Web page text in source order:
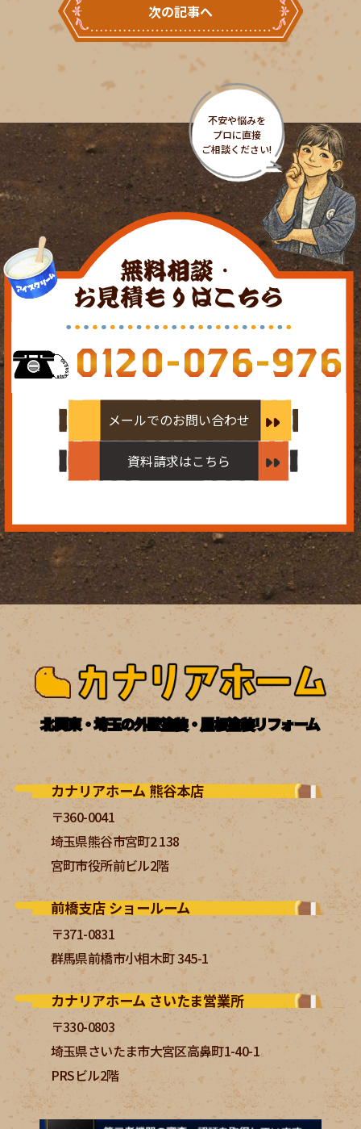
次の記事へ
無料相談・
お見積もりはこちら
0120-076-976
メールでのお問い合わせ
資料請求はこちら
北関東・埼玉の外壁塗装・屋根塗装リフォーム
カナリアホーム 熊谷本店
〒360-0041
埼玉県熊谷市宮町2 138
宮町市役所前ビル2階
前橋支店 ショールーム
〒371-0831
群馬県前橋市小相木町 345-1
カナリアホーム さいたま営業所
〒330-0803
埼玉県さいたま市大宮区高鼻町1-40-1
PRSビル2階